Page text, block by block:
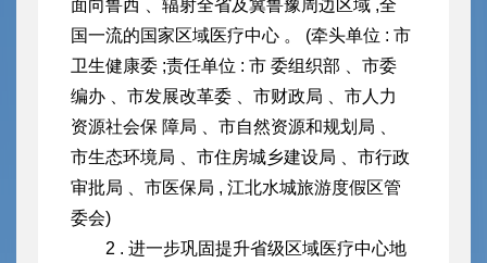
面向鲁西 、辐射全省及冀鲁豫周边区域 ,全
国一流的国家区域医疗中心 。 (牵头单位 : 市
卫生健康委 ;责任单位 : 市 委组织部 、市委
编办 、市发展改革委 、市财政局 、市人力
资源社会保 障局 、市自然资源和规划局 、
市生态环境局 、市住房城乡建设局 、市行政
审批局 、市医保局 , 江北水城旅游度假区管
委会)
2 . 进一步巩固提升省级区域医疗中心地